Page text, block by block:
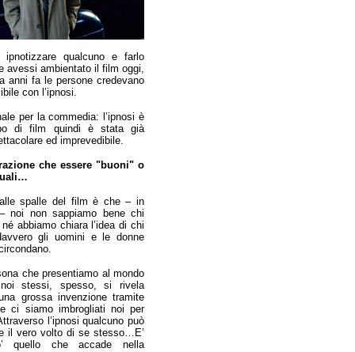
qualcuno e farlo
avessi ambientato il film oggi,
anni fa le persone credevano
con l’ipnosi.
per la commedia: l’ipnosi è
di film quindi è stata già
ed imprevedibile.
che essere "buoni" o
alle spalle del film è che – in
noi non sappiamo bene chi
abbiamo chiara l’idea di chi
gli uomini e le donne
che presentiamo al mondo
stessi, spesso, si rivela
grossa invenzione tramite
ci siamo imbrogliati noi per
l’ipnosi qualcuno può
il vero volto di se stesso…E’
quello che accade nella